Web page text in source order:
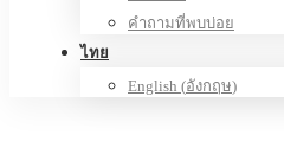
คำถามที่พบบ่อย
ไทย
English (อังกฤษ)